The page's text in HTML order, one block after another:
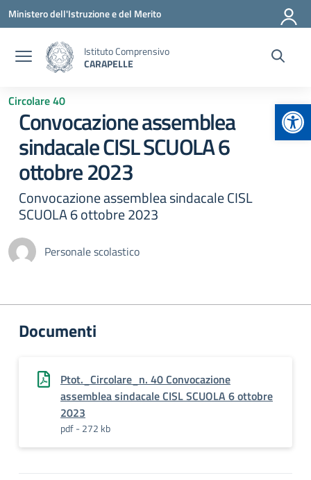
Vai ai contenuti
Vai al menu di navigazione
Vai al footer
Ministero dell'Istruzione e del Merito
Istituto Comprensivo
CARAPELLE
Circolare 40
Convocazione assemblea
sindacale CISL SCUOLA 6
ottobre 2023
Convocazione assemblea sindacale CISL
SCUOLA 6 ottobre 2023
Personale scolastico
Documenti
Ptot._Circolare_n. 40 Convocazione
assemblea sindacale CISL SCUOLA 6 ottobre
2023
pdf - 272 kb